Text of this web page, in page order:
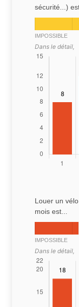
sécurité...)
IMPOSSIBLE
Dans le détail,
Louer un
mois est...
IMPOSSIBLE
Dans le détail,